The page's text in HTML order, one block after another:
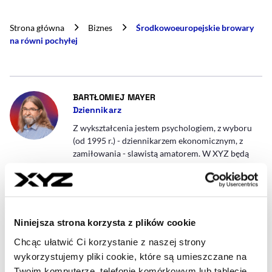
Niniejsza strona korzysta z plików cookie
Chcąc ułatwić Ci korzystanie z naszej strony
wykorzystujemy pliki cookie, które są umieszczane na
Strona główna Biznes
Środkowoeuropejskie browary
na równi pochyłej
BARTŁOMIEJ MAYER- AUTOR ARTYKUŁU - PROFIL
Dziennikarz
Z wykształcenia jestem psychologiem, z wyboru
(od 1995 r.) - dziennikarzem ekonomicznym, z
zamiłowania - slawistą amatorem. W XYZ będą
ciekawych informacji z Europy Środkowej i